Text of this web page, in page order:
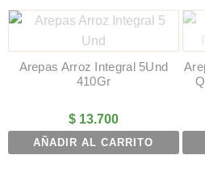
Arepas Arroz Integral 5Und
410Gr
$13.700
AÑADIR AL CARRITO